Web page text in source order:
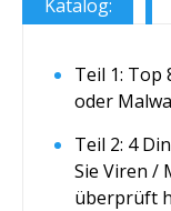
Katalog:
Teil 1: Top
oder
Teil 2: 4
Sie Viren /
überprüft